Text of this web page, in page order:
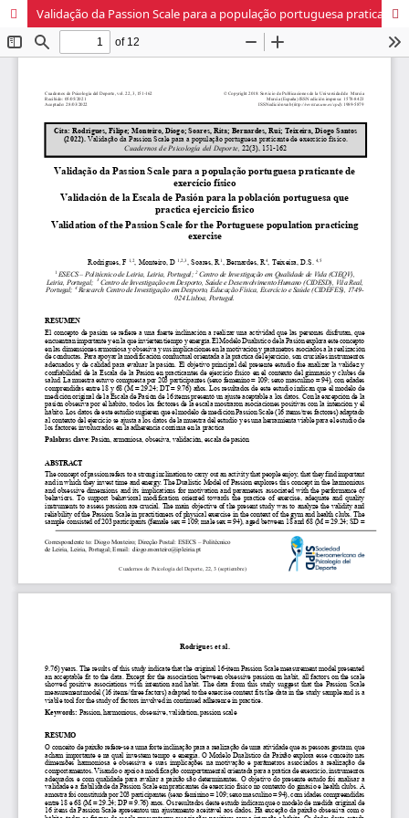
Validação da Passion Scale para a população portuguesa praticante de exercício físico